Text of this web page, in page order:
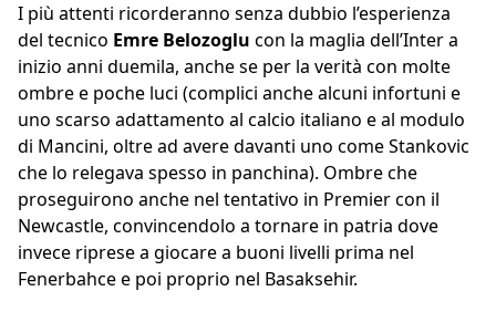
I più attenti ricorderanno senza dubbio l’esperienza
del tecnico Emre Belozoglu con la maglia dell’Inter a
inizio anni duemila, anche se per la verità con molte
ombre e poche luci (complici anche alcuni infortuni e
uno scarso adattamento al calcio italiano e al modulo
di Mancini, oltre ad avere davanti uno come Stankovic
che lo relegava spesso in panchina). Ombre che
proseguirono anche nel tentativo in Premier con il
Newcastle, convincendolo a tornare in patria dove
invece riprese a giocare a buoni livelli prima nel
Fenerbahce e poi proprio nel Basaksehir.